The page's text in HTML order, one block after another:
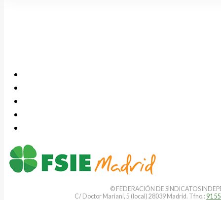
© FEDERACIÓN DE SINDICATOS
C/ Doctor Mariani, 5 (local) 28039 Madrid. Tfno.: 91